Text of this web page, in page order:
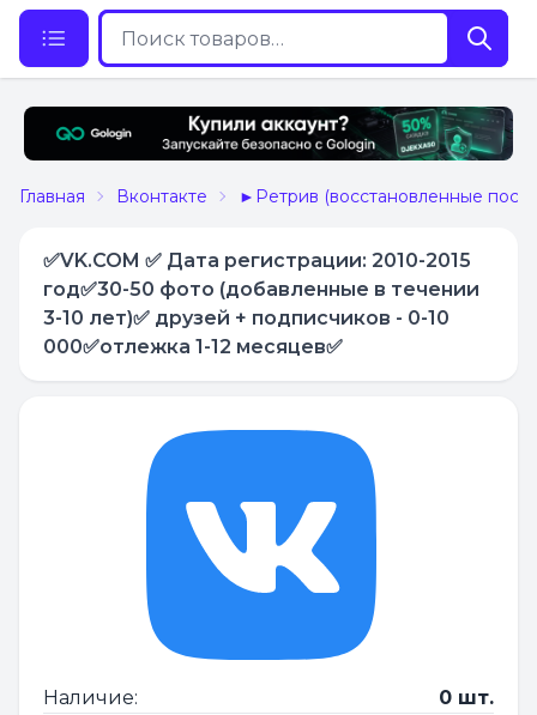
Главная Вконтакте ►Ретрив (восстановленные
✅VK.COM ✅ Дата регистрации: 2010-2015
год✅30-50 фото (добавленные в течении
3-10 лет)✅ друзей + подписчиков - 0-10
000✅отлежка 1-12 месяцев✅
Наличие:
0 шт.